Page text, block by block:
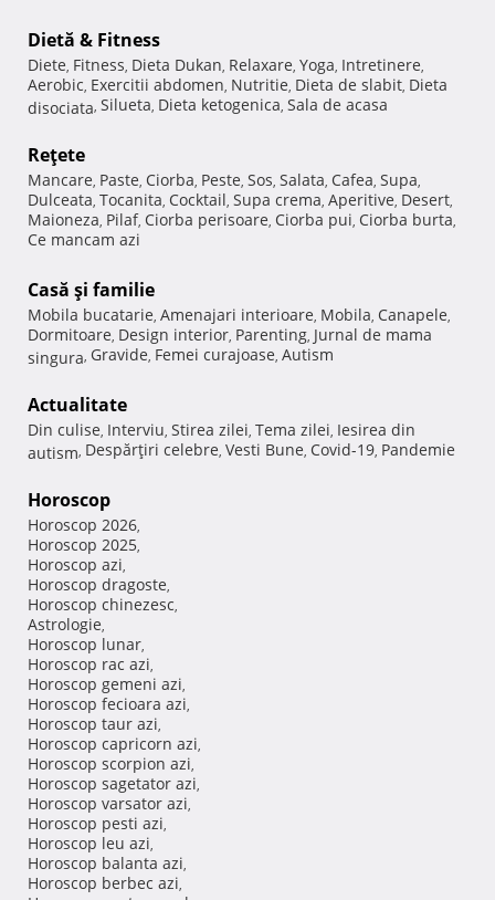
Dietă & Fitness
Diete, Fitness, Dieta Dukan, Relaxare, Yoga, Intretinere,
Aerobic, Exercitii abdomen, Nutritie, Dieta de slabit, Dieta
disociata, Silueta, Dieta ketogenica, Sala de acasa
Reţete
Mancare, Paste, Ciorba, Peste, Sos, Salata, Cafea, Supa,
Dulceata, Tocanita, Cocktail, Supa crema, Aperitive, Desert,
Maioneza, Pilaf, Ciorba perisoare, Ciorba pui, Ciorba burta,
Ce mancam azi
Casă şi familie
Mobila bucatarie, Amenajari interioare, Mobila, Canapele,
Dormitoare, Design interior, Parenting, Jurnal de mama
singura, Gravide, Femei curajoase, Autism
Actualitate
Din culise, Interviu, Stirea zilei, Tema zilei, Iesirea din
autism, Despărţiri celebre, Vesti Bune, Covid-19, Pandemie
Horoscop
Horoscop 2026,
Horoscop 2025,
Horoscop azi,
Horoscop dragoste,
Horoscop chinezesc,
Astrologie,
Horoscop lunar,
Horoscop rac azi,
Horoscop gemeni azi,
Horoscop fecioara azi,
Horoscop taur azi,
Horoscop capricorn azi,
Horoscop scorpion azi,
Horoscop sagetator azi,
Horoscop varsator azi,
Horoscop pesti azi,
Horoscop leu azi,
Horoscop balanta azi,
Horoscop berbec azi,